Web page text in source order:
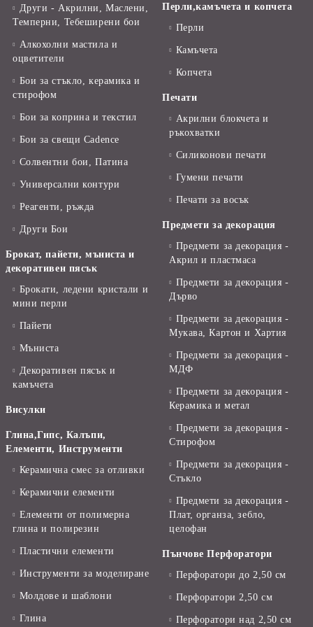
Други - Акрилни, Маслени,
Темперни, Тебеширени бои
Алкохолни мастила и
оцветители
Бои за стъкло, керамика и
стирофом
Бои за коприна и текстил
Бои за свещи Cadence
Солвентни бои, Патина
Универсални контури
Реагенти, ръжда
Други Бои
Брокат, пайети, мъниста и
декоративен пясък
Брокати, ледени кристали и
мини перли
Пайети
Мъниста
Декоративен пясък и
камъчета
Висулки
Глина,Гипс, Калъпи,
Елементи, Инструменти
Керамична смес за отливки
Керамични елементи
Елементи от полимерна
глина и полирезин
Пластични елементи
Инструменти за моделиране
Молдове и шаблони
Глина
Перли,камъчета и копчета
Перли
Камъчета
Копчета
Печати
Акрилни блокчета и
ръкохватки
Силиконови печати
Гумени печати
Печати за восък
Предмети за декорация
Предмети за декорация -
Акрил и пластмаса
Предмети за декорация -
Дърво
Предмети за декорация -
Мукава, Картон и Хартия
Предмети за декорация -
МДФ
Предмети за декорация -
Керамика и метал
Предмети за декорация -
Стирофом
Предмети за декорация -
Стъкло
Предмети за декорация -
Плат, органза, зебло,
целофан
Пънчове Перфоратори
Перфоратори до 2,50 см
Перфоратори 2,50 см
Перфоратори над 2,50 см